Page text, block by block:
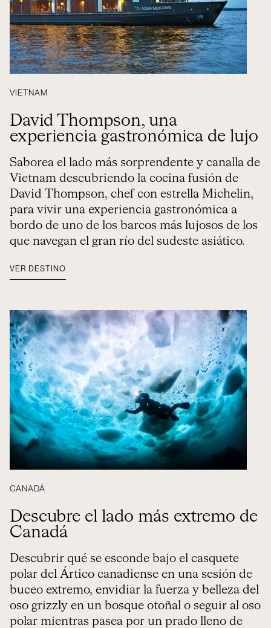
VIETNAM
David Thompson, una
experiencia gastronómica de lujo
Saborea el lado más sorprendente y canalla de
Vietnam descubriendo la cocina fusión de
David Thompson, chef con estrella Michelin,
para vivir una experiencia gastronómica a
bordo de uno de los barcos más lujosos de los
que navegan el gran río del sudeste asiático.
VER DESTINO
CANADÁ
Descubre el lado más extremo de
Canadá
Descubrir qué se esconde bajo el casquete
polar del Ártico canadiense en una sesión de
buceo extremo, envidiar la fuerza y belleza del
oso grizzly en un bosque otoñal o seguir al oso
polar mientras pasea por un prado lleno de